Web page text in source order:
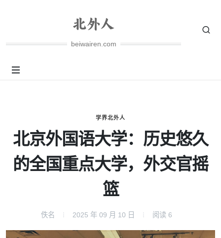
beiwairen.com
学界北外人
北京外国语大学：历史悠久
的全国重点大学，外交官摇
篮
佚名 2025 年 09 月 10 日 阅读 6